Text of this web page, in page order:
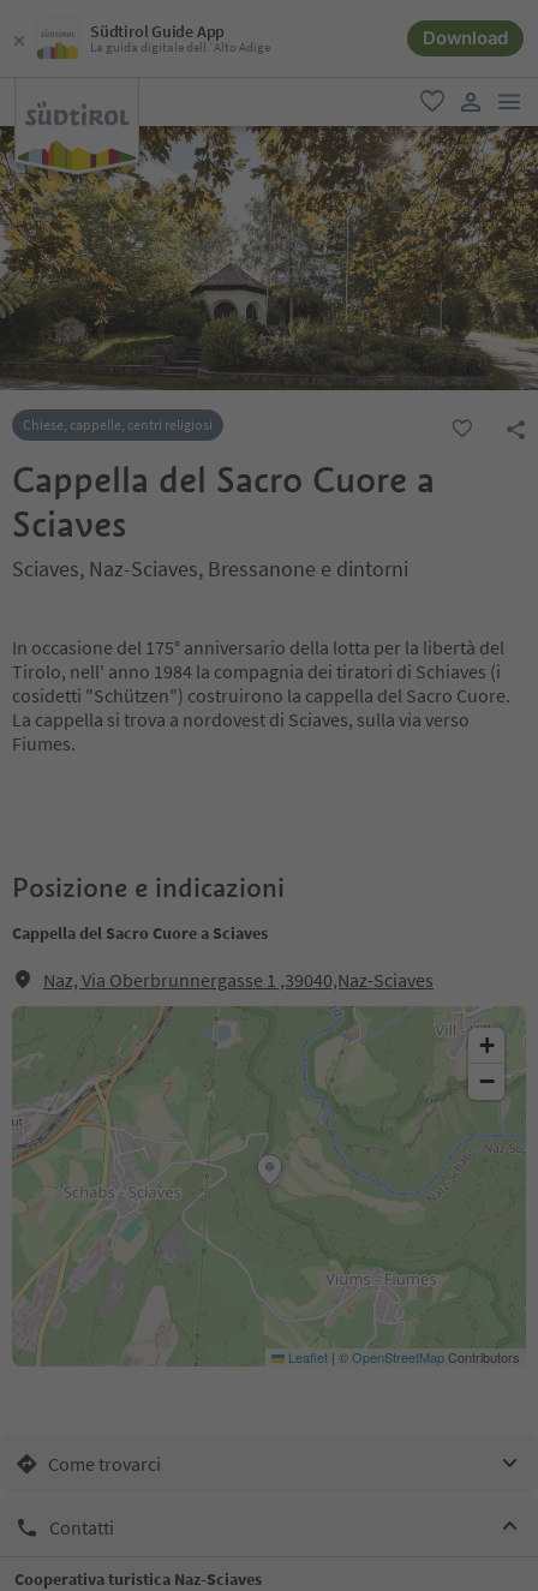
Südtirol Guide App
La guida digitale dell´Alto Adige Download
favoriti
user link
Chiese, cappelle, centri religiosi
Cappella del Sacro Cuore a
Sciaves
Sciaves, Naz-Sciaves, Bressanone e dintorni
In occasione del 175° anniversario della lotta per la libertà del
Tirolo, nell' anno 1984 la compagnia dei tiratori di Schiaves (i
cosidetti "Schützen") costruirono la cappella del Sacro Cuore.
La cappella si trova a nordovest di Sciaves, sulla via verso
Fiumes.
Posizione e indicazioni
Cappella del Sacro Cuore a Sciaves
Naz, Via Oberbrunnergasse 1 ,39040,Naz-Sciaves
+
−
Leaflet | ©OpenStreetMapContributors
Come trovarci
Contatti
Cooperativa turistica Naz-Sciaves